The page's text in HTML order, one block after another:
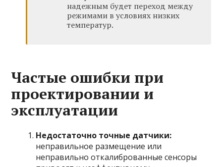
надежным будет переход между
режимами в условиях низких
температур.
Частые ошибки при
проектировании и
эксплуатации
Недостаточно точные датчики:
неправильное размещение или
неправильно откалиброванные сенсоры